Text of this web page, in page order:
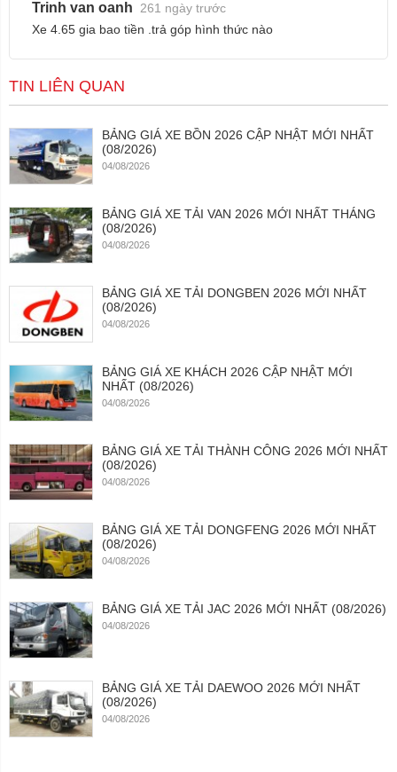
Trinh van oanh
261 ngày trước
Xe 4.65 gia bao tiền .trả góp hình thức nào
TIN LIÊN QUAN
BẢNG GIÁ XE BỒN 2026 CẬP NHẬT MỚI NHẤT
(08/2026)
04/08/2026
BẢNG GIÁ XE TẢI VAN 2026 MỚI NHẤT THÁNG
(08/2026)
04/08/2026
BẢNG GIÁ XE TẢI DONGBEN 2026 MỚI NHẤT
(08/2026)
04/08/2026
BẢNG GIÁ XE KHÁCH 2026 CẬP NHẬT MỚI
NHẤT (08/2026)
04/08/2026
BẢNG GIÁ XE TẢI THÀNH CÔNG 2026 MỚI NHẤT
(08/2026)
04/08/2026
BẢNG GIÁ XE TẢI DONGFENG 2026 MỚI NHẤT
(08/2026)
04/08/2026
BẢNG GIÁ XE TẢI JAC 2026 MỚI NHẤT (08/2026)
04/08/2026
BẢNG GIÁ XE TẢI DAEWOO 2026 MỚI NHẤT
(08/2026)
04/08/2026